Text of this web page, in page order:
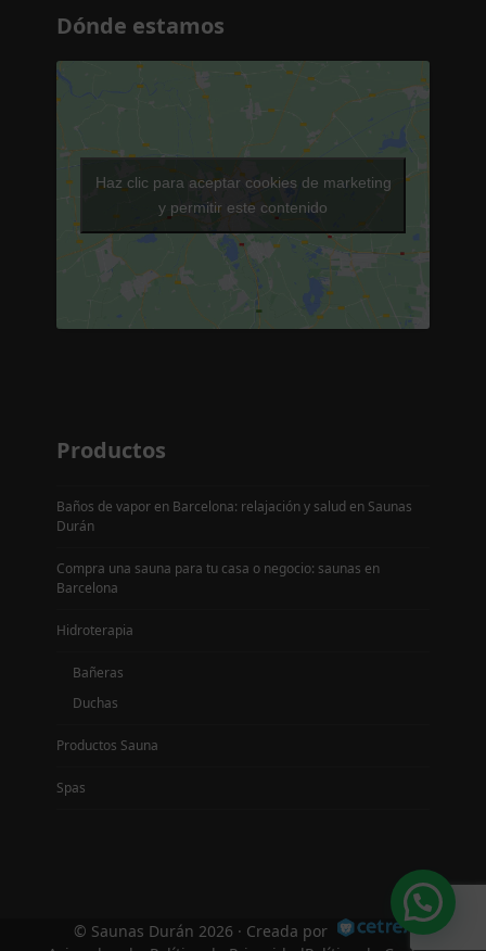
Dónde estamos
Haz clic para aceptar cookies de marketing
y permitir este contenido
Productos
Baños de vapor en Barcelona: relajación y salud en Saunas
Durán
Compra una sauna para tu casa o negocio: saunas en
Barcelona
Hidroterapia
Bañeras
Duchas
Productos Sauna
Spas
© Saunas Durán 2026 · Creada por